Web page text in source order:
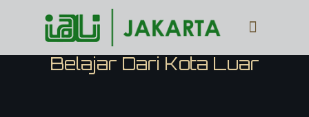
Belajar Dari Kota Luar